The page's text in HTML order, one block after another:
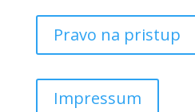
Pravo na pristup
Impressum